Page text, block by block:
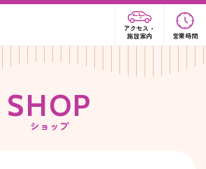
アクセス・
施設案内
営業時間
SHOP
ショップ